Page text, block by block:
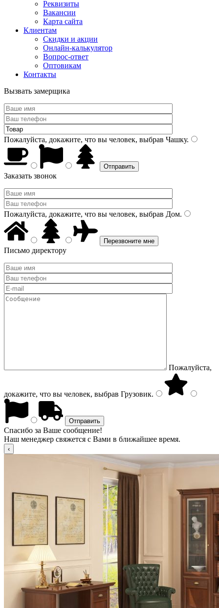
Реквизиты
Вакансии
Карта сайта
Клиентам
Скидки и акции
Онлайн-калькулятор
Вопрос-ответ
Оптовикам
Контакты
Вызвать замерщика
Пожалуйста, докажите, что вы человек, выбрав Чашку.
Заказать звонок
Пожалуйста, докажите, что вы человек, выбрав Дом.
Письмо директору
Пожалуйста,
докажите, что вы человек, выбрав Грузовик.
Спасибо за Ваше сообщение!
Наш менеджер свяжется с Вами в ближайшее время.